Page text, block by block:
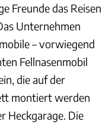
Freunde das Reisen
Unternehmen
– vorwiegend
Fellnasenmobil
die auf der
montiert werden
Heckgarage. Die